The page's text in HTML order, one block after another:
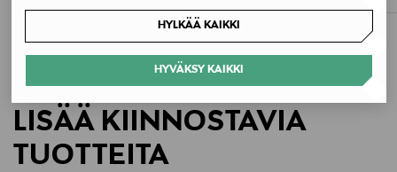
HYLKÄÄ KAIKKI
HYVÄKSY KAIKKI
Valmistajan tuotenumero
PP5129
Valmistaja
Welcome AB
LISÄÄ KIINNOSTAVIA
TUOTTEITA